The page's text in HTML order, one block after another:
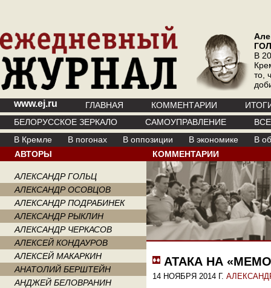
В
то,
www.ej.ru ГЛАВНАЯ КОММЕНТАРИИ
БЕЛОРУССКОЕ ЗЕРКАЛО
САМОУПРАВЛЕНИЕ
В Кремле
В погонах В оппозиции В экономике
В
АВТОРЫ
АЛЕКСАНДР ГОЛЬЦ
АЛЕКСАНДР ОСОВЦОВ
АЛЕКСАНДР ПОДРАБИНЕК
АЛЕКСАНДР РЫКЛИН
АЛЕКСАНДР ЧЕРКАСОВ
АЛЕКСЕЙ КОНДАУРОВ
АЛЕКСЕЙ МАКАРКИН
АНАТОЛИЙ БЕРШТЕЙН
АНДЖЕЙ БЕЛОВРАНИН
КОММЕНТАРИИ
АТАКА НА
14 НОЯБРЯ 2014 Г.